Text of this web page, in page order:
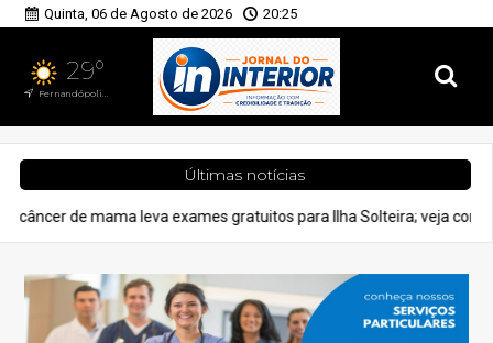
Quinta, 06 de Agosto de 2026 20:25
29°
Fernandópolis, SP
Últimas notícias
exames gratuitos para Ilha Solteira; veja como se inscrever